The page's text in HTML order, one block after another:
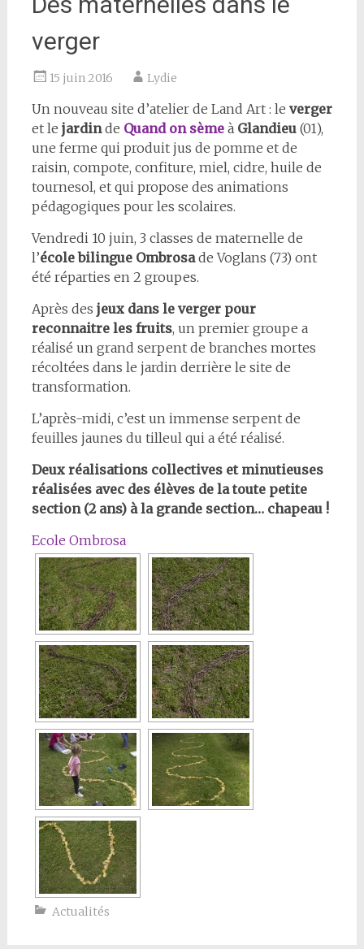
verger
15 juin 2016 Lydie
Un nouveau site d’atelier de Land Art : le verger
et le jardinde Quand on sèmeà Glandieu(01),
une ferme qui produit jus de pomme et de
raisin, compote, confiture, miel, cidre, huile de
tournesol, et qui propose des animations
pédagogiques pour les scolaires.
Vendredi 10 juin, 3 classes de maternelle de
l’école bilingue Ombrosade Voglans (73) ont
été réparties en 2 groupes.
Après des jeux dans le verger pour
reconnaitre les fruits, un premier groupe a
réalisé un grand serpent de branches mortes
récoltées dans le jardin derrière le site de
transformation.
L’après-midi, c’est un immense serpent de
feuilles jaunes du tilleul qui a été réalisé.
Deux réalisations collectives et minutieuses
réalisées avec des élèves de la toute petite
section (2 ans) à la grande section… chapeau !
Ecole Ombrosa
Actualités